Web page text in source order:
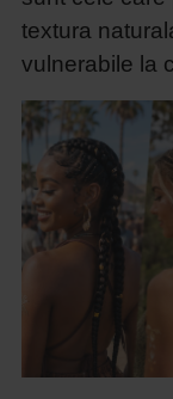
textura
vulnerabile la